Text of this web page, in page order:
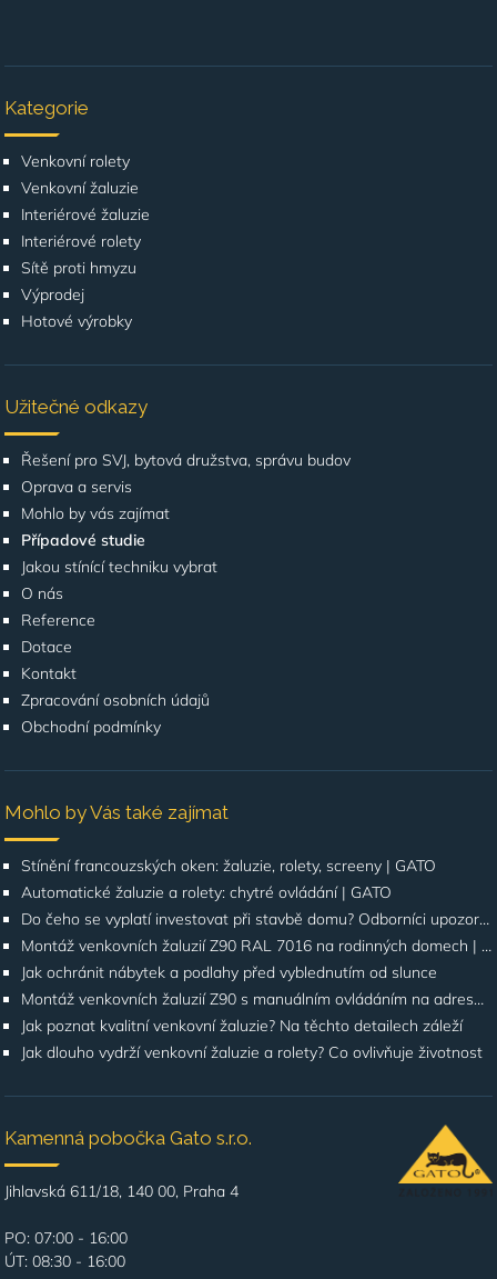
Kategorie
Venkovní rolety
Venkovní žaluzie
Interiérové žaluzie
Interiérové rolety
Sítě proti hmyzu
Výprodej
Hotové výrobky
Užitečné odkazy
Řešení pro SVJ, bytová družstva, správu budov
Oprava a servis
Mohlo by vás zajímat
Případové studie
Jakou stínící techniku vybrat
O nás
Reference
Dotace
Kontakt
Zpracování osobních údajů
Obchodní podmínky
Mohlo by Vás také zajímat
Stínění francouzských oken: žaluzie, rolety, screeny | GATO
Automatické žaluzie a rolety: chytré ovládání | GATO
Do čeho se vyplatí investovat při stavbě domu? Odborníci upozorňují na stínění oken
Montáž venkovních žaluzií Z90 RAL 7016 na rodinných domech | Případová studie
Jak ochránit nábytek a podlahy před vyblednutím od slunce
Montáž venkovních žaluzií Z90 s manuálním ovládáním na adrese Štúrova, Praha 4
Jak poznat kvalitní venkovní žaluzie? Na těchto detailech záleží
Jak dlouho vydrží venkovní žaluzie a rolety? Co ovlivňuje životnost
Kamenná pobočka Gato s.r.o.
Jihlavská 611/18, 140 00, Praha 4
PO: 07:00 - 16:00
ÚT: 08:30 - 16:00